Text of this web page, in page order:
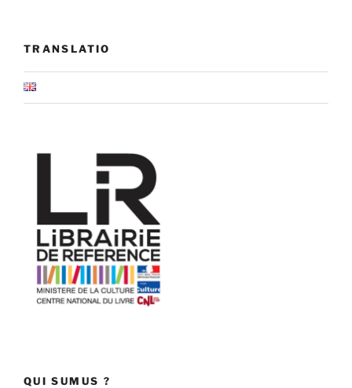
TRANSLATIO
QUI SUMUS ?